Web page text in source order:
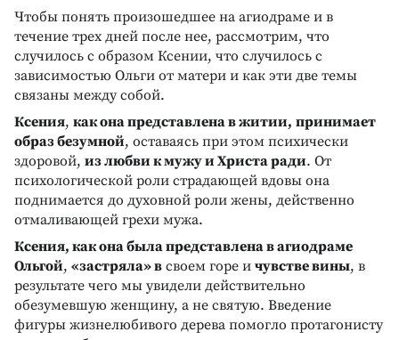
Чтобы понять произошедшее на агиодраме и в
течение трех дней после нее, рассмотрим, что
случилось с образом Ксении, что случилось с
зависимостью Ольги от матери и как эти две темы
связаны между собой.
Ксения, как она представлена в житии, принимает
образ безумной, оставаясь при этом психически
здоровой, из любви к мужу и Христа ради. От
психологической роли страдающей вдовы она
поднимается до духовной роли жены, действенно
отмаливающей грехи мужа.
Ксения, как она была представлена в агиодраме
Ольгой, «застряла» в своем горе и чувстве вины, в
результате чего мы увидели действительно
обезумевшую женщину, а не святую. Введение
фигуры жизнелюбивого дерева помогло протагонисту